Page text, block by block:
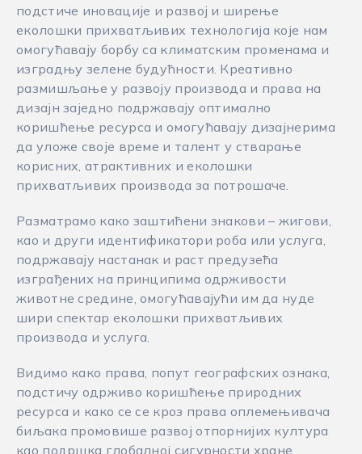
подстиче иновације и развој и ширење
еколошки прихватљивих технологија које нам
омогућавају борбу са климатским променама и
изградњу зелене будућности. Креативно
размишљање у развоју производа и права на
дизајн заједно подржавају оптимално
коришћење ресурса и омогућавају дизајнерима
да уложе своје време и талент у стварање
корисних, атрактивних и еколошки
прихватљивих производа за потрошаче.
Разматрамо како заштићени знакови – жигови,
као и други идентификатори роба или услуга,
подржавају настанак и раст предузећа
изграђених на принципима одрживости
животне средине, омогућавајући им да нуде
шири спектар еколошки прихватљивих
производа и услуга.
Видимо како права, попут географских ознака,
подстичу одрживо коришћење природних
ресурса и како се се кроз права оплемењивача
биљака промовише развој отпорнијих култура
као подршка глобалној сигурности хране.